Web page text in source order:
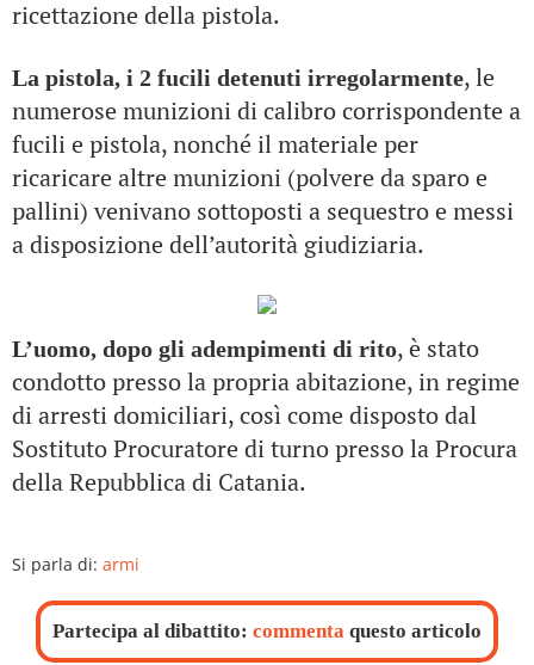
ricettazione della pistola.
La pistola, i 2 fucili detenuti irregolarmente, le
numerose munizioni di calibro corrispondente a
fucili e pistola, nonché il materiale per
ricaricare altre munizioni (polvere da sparo e
pallini) venivano sottoposti a sequestro e messi
a disposizione dell’autorità giudiziaria.
L’uomo, dopo gli adempimenti di rito, è stato
condotto presso la propria abitazione, in regime
di arresti domiciliari, così come disposto dal
Sostituto Procuratore di turno presso la Procura
della Repubblica di Catania.
Si parla di: armi
Partecipa al dibattito: commenta questo articolo